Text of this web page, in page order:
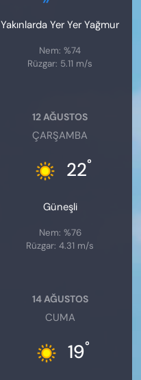
Yakınlarda Yer Yer Yağmur
Nem: %74
Rüzgar: 5.11 m/s
12 AĞUSTOS
ÇARŞAMBA
22°
Güneşli
Nem: %76
Rüzgar: 4.31 m/s
14 AĞUSTOS
CUMA
19°